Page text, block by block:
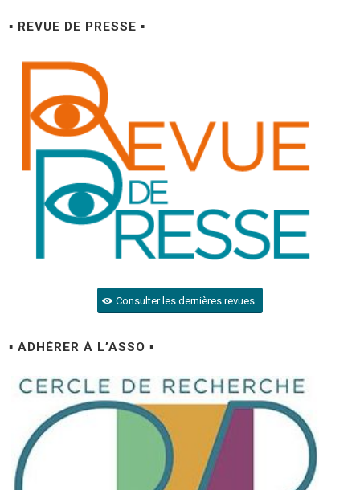
▪ REVUE DE PRESSE ▪
Consulter les dernières revues
▪ ADHÉRER À L’ASSO ▪